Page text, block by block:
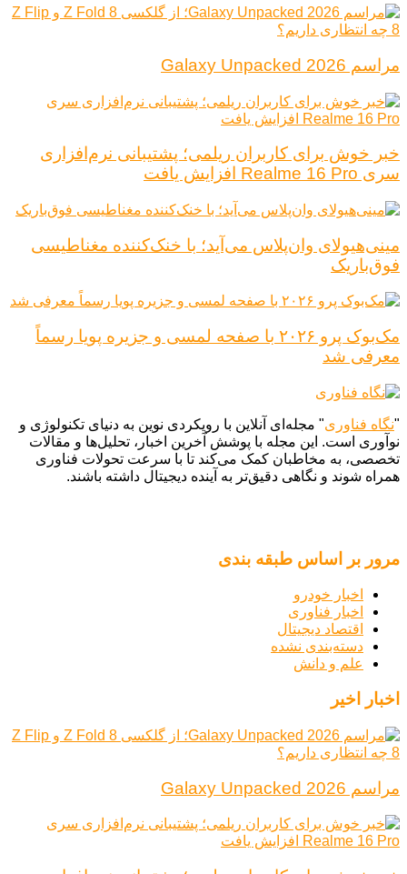
مراسم Galaxy Unpacked 2026
خبر خوش برای کاربران ریلمی؛ پشتیبانی نرم‌افزاری
سری Realme 16 Pro افزایش یافت
مینی‌هیولای وان‌پلاس می‌آید؛ با خنک‌کننده مغناطیسی
فوق‌باریک
مک‌بوک پرو ۲۰۲۶ با صفحه لمسی و جزیره پویا رسماً
معرفی شد
"نگاه فناوری" مجله‌ای آنلاین با رویکردی نوین به دنیای تکنولوژی و
نوآوری است. این مجله با پوشش آخرین اخبار، تحلیل‌ها و مقالات
تخصصی، به مخاطبان کمک می‌کند تا با سرعت تحولات فناوری
همراه شوند و نگاهی دقیق‌تر به آینده دیجیتال داشته باشند.
مرور بر اساس طبقه بندی
اخبار خودرو
اخبار فناوری
اقتصاد دیجیتال
دسته‌بندی نشده
علم و دانش
اخبار اخیر
مراسم Galaxy Unpacked 2026